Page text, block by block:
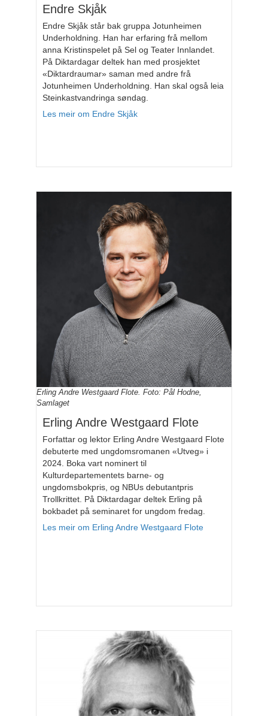
Endre Skjåk
Endre Skjåk står bak gruppa Jotunheimen
Underholdning. Han har erfaring frå mellom
anna Kristinspelet på Sel og Teater Innlandet.
På Diktardagar deltek han med prosjektet
«Diktardraumar» saman med andre frå
Jotunheimen Underholdning. Han skal også leia
Steinkastvandringa søndag.
Les meir om Endre Skjåk
Erling Andre Westgaard Flote. Foto: Pål Hodne,
Samlaget
Erling Andre Westgaard Flote
Forfattar og lektor Erling Andre Westgaard Flote
debuterte med ungdomsromanen «Utveg» i
2024. Boka vart nominert til
Kulturdepartementets barne- og
ungdomsbokpris, og NBUs debutantpris
Trollkrittet. På Diktardagar deltek Erling på
bokbadet på seminaret for ungdom fredag.
Les meir om Erling Andre Westgaard Flote